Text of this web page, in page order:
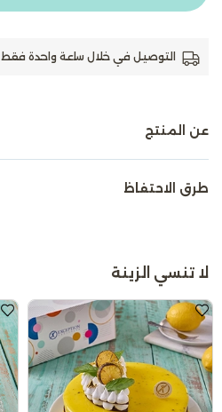
التوصيل في خلال ساعة واحدة فقط
عن المنتج
طرق الاحتفاظ
لا تنسي الزينة